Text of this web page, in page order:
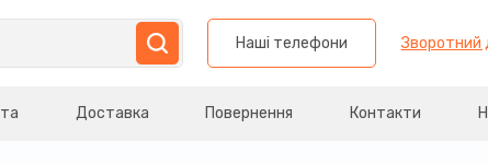
Наші телефони Зворотний
Доставка Повернення Контакти